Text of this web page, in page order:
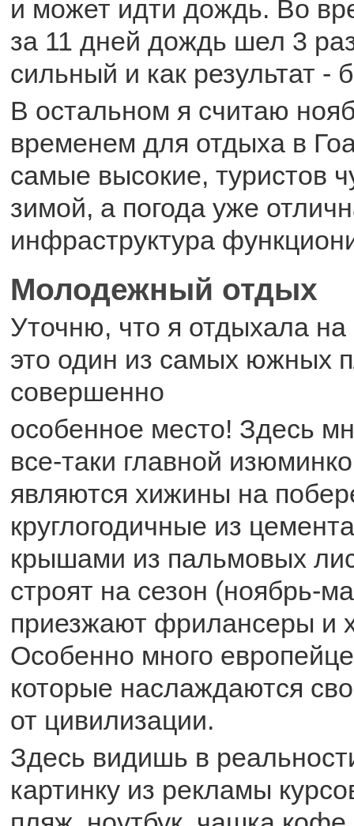
и может идти дождь. Во
за 11 дней дождь шел 3
сильный и как результат -
В остальном я считаю
временем для отдыха в
самые высокие, туристов
зимой, а погода уже
инфраструктура
Молодежный отдых
Уточню, что я отдыхала
это один из самых южных
совершенно
особенное место! Здесь
все-таки главной
являются хижины на
круглогодичные из
крышами из пальмовых
строят на сезон (ноябрь-
приезжают фрилансеры и
Особенно много
которые наслаждаются
от цивилизации.
Здесь видишь в
картинку из рекламы